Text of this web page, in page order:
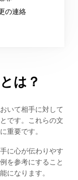
の連絡
は？
いて相手に対して
です。これらの文
重要です。
に心が伝わりやす
を参考にすること
になります。